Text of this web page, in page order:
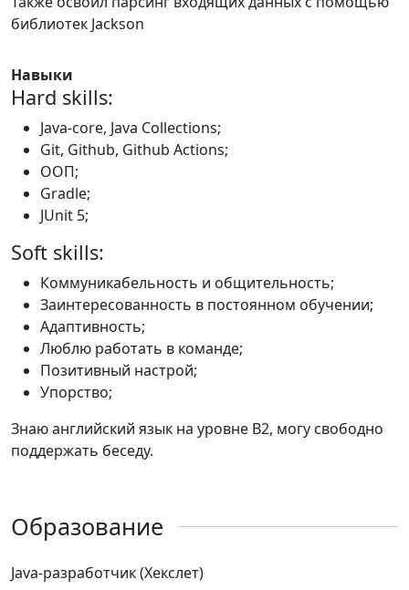
библиотек Jackson
Навыки
Hard skills:
Java-core, Java Collections;
Git, Github, Github Actions;
ООП;
Gradle;
JUnit 5;
Soft skills:
Коммуникабельность и общительность;
Заинтересованность в постоянном обучении;
Адаптивность;
Люблю работать в команде;
Позитивный настрой;
Упорство;
Знаю английский язык на уровне B2, могу свободно
поддержать беседу.
Образование
Java-разработчик (Хекслет)